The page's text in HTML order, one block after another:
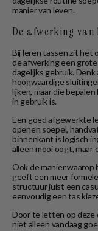
manier van leven.
De afwerking van
Bij leren tassen zit het
de afwerking een
dagelijks gebruik.
hoogwaardige
lijken, maar die
in gebruik is.
Een goed afgewerkte
openen soepel,
binnenkant is logisch
alleen mooi oogt, maar
Ook de manier waarop
geeft een meer
structuur juist een
eenvoudig een tas
Door te letten op deze
niet alleen vandaag